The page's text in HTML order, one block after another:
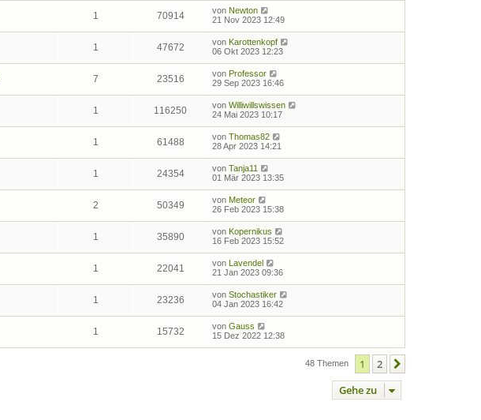
1 70914 von Newton
21 Nov 2023 12:49
1 47672 von Karottenkopf
06 Okt 2023 12:23
7 23516 von Professor
29 Sep 2023 16:46
1 116250 von Williwillswissen
24 Mai 2023 10:17
1 61488 von Thomas82
28 Apr 2023 14:21
1 24354 von Tanja11
01 Mär 2023 13:35
2 50349 von Meteor
26 Feb 2023 15:38
1 35890 von Kopernikus
16 Feb 2023 15:52
1 22041 von Lavendel
21 Jan 2023 09:36
1 23236 von Stochastiker
04 Jan 2023 16:42
1 15732 von Gauss
15 Dez 2022 12:38
48 Themen 1 2
Gehe zu